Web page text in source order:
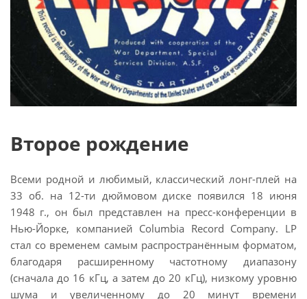
Второе рождение
Всеми родной и любимый, классический лонг-плей на
33 об. на 12-ти дюймовом диске появился 18 июня
1948 г., он был представлен на пресс-конференции в
Нью-Йорке, компанией Columbia Record Company. LP
стал со временем самым распространённым форматом,
благодаря расширенному частотному диапазону
(сначала до 16 кГц, а затем до 20 кГц), низкому уровню
шума и увеличенному до 20 минут времени